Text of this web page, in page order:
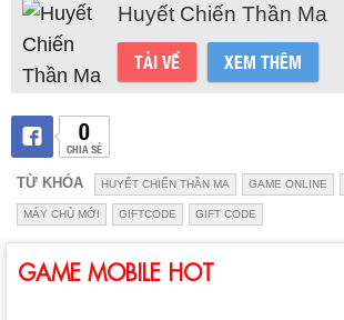
Huyết Chiến Thần Ma
TẢI VỀ XEM THÊM
0
CHIA SẺ
TỪ KHÓA HUYẾT CHIẾN THẦN MA GAME ONLINE
MÁY CHỦ MỚI GIFTCODE GIFT CODE
GAME MOBILE HOT